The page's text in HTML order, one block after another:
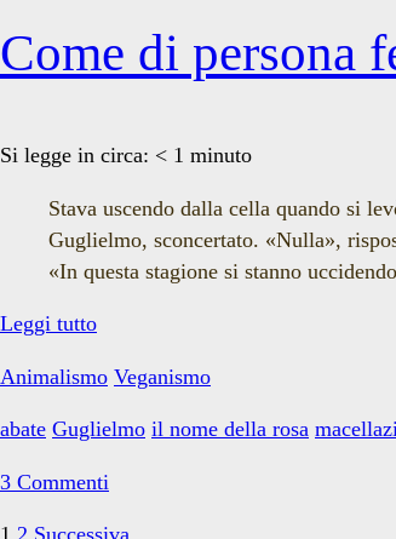
Come di persona
Si legge in circa: < 1 minuto
Stava uscendo dalla cella quando si
Guglielmo, sconcertato. «Nulla»,
«In questa stagione si stanno
Leggi tuttoCome
persona
ferita
morte
Animalismo Veganismo
abate Guglielmo il nome della rosa
3 Commenti